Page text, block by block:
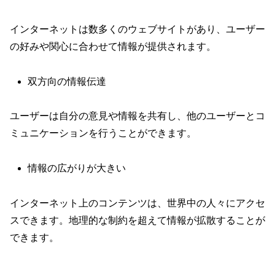
インターネットは数多くのウェブサイトがあり、ユーザー
の好みや関心に合わせて情報が提供されます。
双方向の情報伝達
ユーザーは自分の意見や情報を共有し、他のユーザーとコ
ミュニケーションを行うことができます。
情報の広がりが大きい
インターネット上のコンテンツは、世界中の人々にアクセ
スできます。地理的な制約を超えて情報が拡散することが
できます。